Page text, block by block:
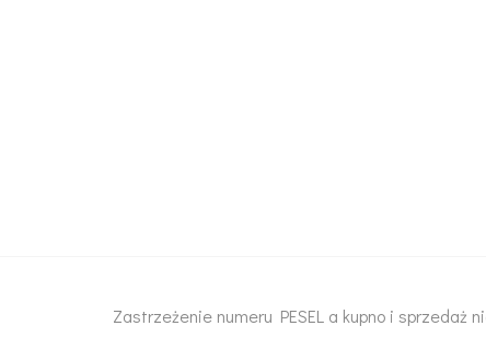
Zastrzeżenie numeru PESEL a kupno i sprzedaż